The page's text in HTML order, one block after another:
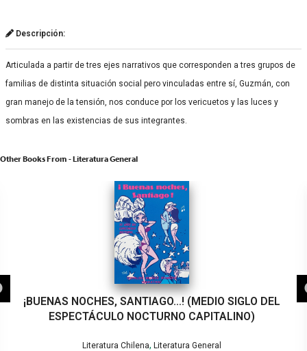
Descripción:
Articulada a partir de tres ejes narrativos que corresponden a tres grupos de
familias de distinta situación social pero vinculadas entre sí, Guzmán, con
gran manejo de la tensión, nos conduce por los vericuetos y las luces y
sombras en las existencias de sus integrantes.
Other Books From - Literatura General
¡BUENAS NOCHES, SANTIAGO…! (MEDIO SIGLO DEL
ESPECTÁCULO NOCTURNO CAPITALINO)
Literatura Chilena, Literatura General